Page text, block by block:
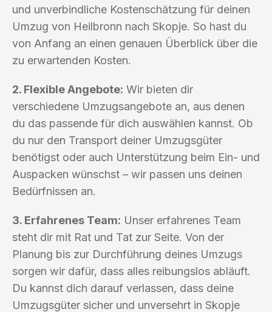
und unverbindliche Kostenschätzung für deinen
Umzug von Heilbronn nach Skopje. So hast du
von Anfang an einen genauen Überblick über die
zu erwartenden Kosten.
2. Flexible Angebote: Wir bieten dir
verschiedene Umzugsangebote an, aus denen
du das passende für dich auswählen kannst. Ob
du nur den Transport deiner Umzugsgüter
benötigst oder auch Unterstützung beim Ein- und
Auspacken wünschst – wir passen uns deinen
Bedürfnissen an.
3. Erfahrenes Team: Unser erfahrenes Team
steht dir mit Rat und Tat zur Seite. Von der
Planung bis zur Durchführung deines Umzugs
sorgen wir dafür, dass alles reibungslos abläuft.
Du kannst dich darauf verlassen, dass deine
Umzugsgüter sicher und unversehrt in Skopje